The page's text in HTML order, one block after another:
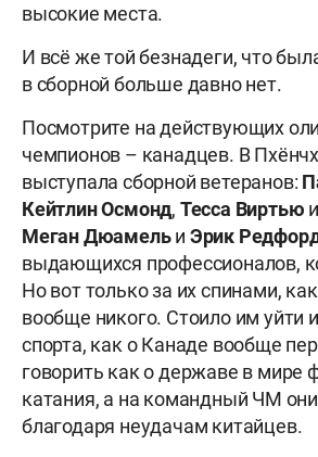
высокие места.
И всё же той безнадеги, что
в сборной больше давно нет.
Посмотрите на действующих
чемпионов – канадцев. В
выступала сборной ветеранов:
Кейтлин Осмонд, Тесса Виртью и
Меган Дюамельи Эрик
выдающихся профессионалов,
Но вот только за их спинами,
вообще никого. Стоило им уйти
спорта, как о Канаде вообще
говорить как о державе в мире
катания, а на командный ЧМ
благодаря неудачам китайцев.